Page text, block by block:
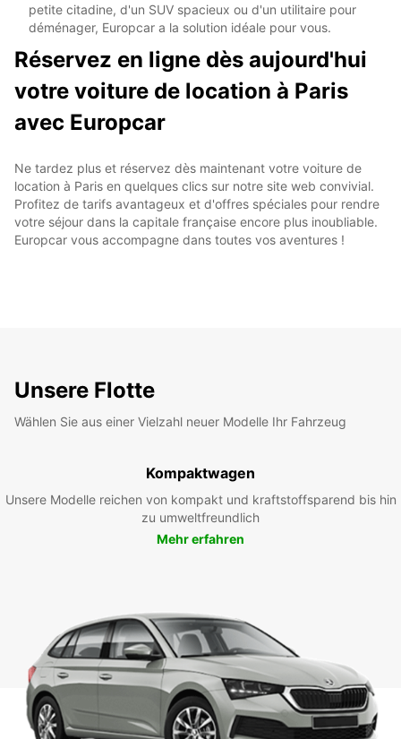
petite citadine, d'un SUV spacieux ou d'un utilitaire pour
déménager, Europcar a la solution idéale pour vous.
Réservez en ligne dès aujourd'hui
votre voiture de location à Paris
avec Europcar
Ne tardez plus et réservez dès maintenant votre voiture de
location à Paris en quelques clics sur notre site web convivial.
Profitez de tarifs avantageux et d'offres spéciales pour rendre
votre séjour dans la capitale française encore plus inoubliable.
Europcar vous accompagne dans toutes vos aventures !
Unsere Flotte
Wählen Sie aus einer Vielzahl neuer Modelle Ihr Fahrzeug
Kompaktwagen
Unsere Modelle reichen von kompakt und kraftstoffsparend bis hin
zu umweltfreundlich
Mehr erfahren